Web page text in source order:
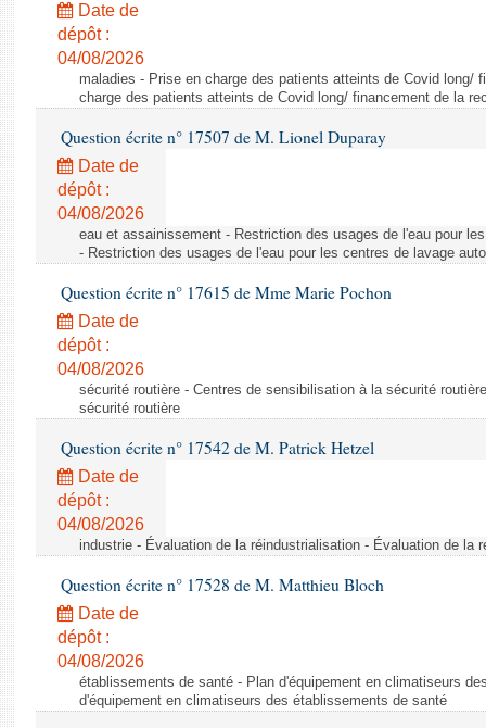
Date de
dépôt :
04/08/2026
maladies - Prise en charge des patients atteints de Covid long/
charge des patients atteints de Covid long/ financement de la
Question écrite n° 17507 de M. Lionel Duparay
Date de
dépôt :
04/08/2026
eau et assainissement - Restriction des usages de l'eau pour
- Restriction des usages de l'eau pour les centres de lavage
Question écrite n° 17615 de Mme Marie Pochon
Date de
dépôt :
04/08/2026
sécurité routière - Centres de sensibilisation à la sécurité
sécurité routière
Question écrite n° 17542 de M. Patrick Hetzel
Date de
dépôt :
04/08/2026
industrie - Évaluation de la réindustrialisation - Évaluation de la
Question écrite n° 17528 de M. Matthieu Bloch
Date de
dépôt :
04/08/2026
établissements de santé - Plan d'équipement en climatiseurs
d'équipement en climatiseurs des établissements de santé